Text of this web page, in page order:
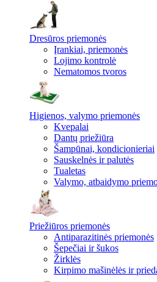
Dresūros priemonės
Įrankiai, priemonės
Lojimo kontrolė
Nematomos tvoros
Higienos, valymo priemonės
Kvepalai
Dantų priežiūra
Šampūnai, kondicionieriai
Sauskelnės ir palutės
Tualetas
Valymo, atbaidymo
Priežiūros priemonės
Antiparazitinės priemonės
Šepečiai ir šukos
Žirklės
Kirpimo mašinėlės ir